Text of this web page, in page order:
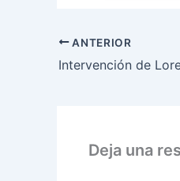
ANTERIOR
Deja una